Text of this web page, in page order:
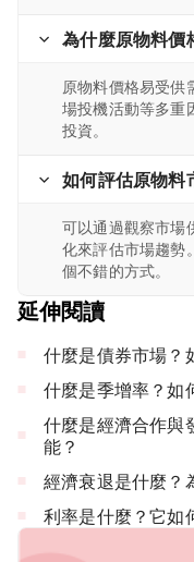
為什麼原物料價
原物料價格易受供
場投機活動等多重
投資。
如何評估原物料
可以通過觀察市場
化來評估市場趨勢
個不錯的方式。
延伸閱讀
什麼是債券市場？
什麼是季增率？如
什麼是經濟合作與
能？
經濟衰退是什麼？
利率是什麼？它如